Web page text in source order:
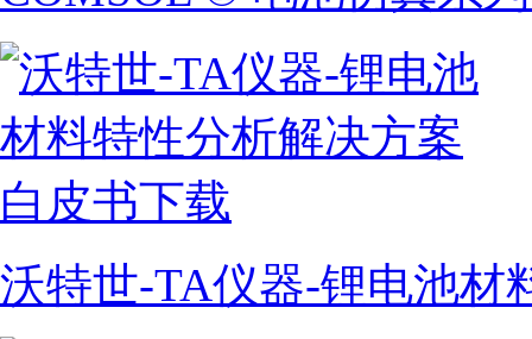
沃特世-TA仪器-锂电池材